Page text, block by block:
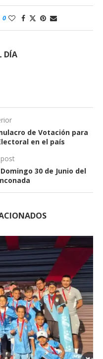
0
DÍA
de Votación para
en el país
30 de Junio del